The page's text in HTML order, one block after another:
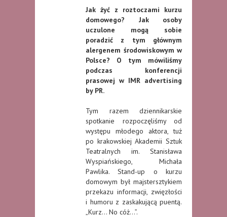
Jak żyć z roztoczami kurzu
domowego? Jak osoby
uczulone mogą sobie
poradzić z tym głównym
alergenem środowiskowym w
Polsce? O tym mówiliśmy
podczas konferencji
prasowej w IMR advertising
by PR.
Tym razem dziennikarskie
spotkanie rozpoczęliśmy od
występu młodego aktora, tuż
po krakowskiej Akademii Sztuk
Teatralnych im. Stanisława
Wyspiańskiego, Michała
Pawlika. Stand-up o kurzu
domowym był majstersztykiem
przekazu informacji, zwięzłości
i humoru z zaskakującą puentą.
„Kurz… No cóż…”.